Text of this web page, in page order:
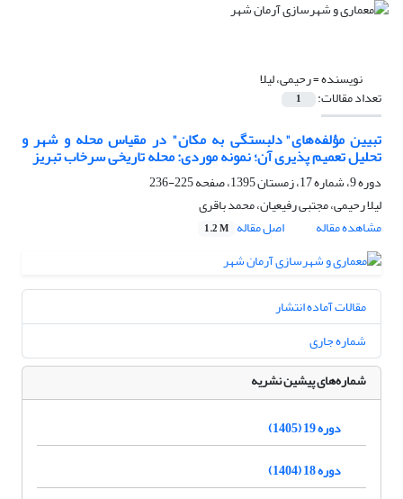
نویسنده =رحیمی، لیلا
تعداد مقالات: 1
تبیین مؤلفه‌های" دلبستگی به مکان" در مقیاس محله و شهر و
تحلیل تعمیم پذیری آن؛ نمونه موردی: محله تاریخی سرخاب تبریز
دوره 9، شماره 17، زمستان 1395، صفحه
225-236
لیلا رحیمی، مجتبی رفیعیان، محمد باقری
مشاهده مقاله
اصل مقاله 1.2 M
مقالات آماده انتشار
شماره جاری
شماره‌های پیشین نشریه
دوره 19 (1405)
دوره 18 (1404)